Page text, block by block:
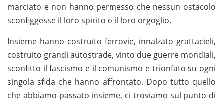
marciato e non hanno permesso che nessun ostacolo
sconfiggesse il loro spirito o il loro orgoglio.
Insieme hanno costruito ferrovie, innalzato grattacieli,
costruito grandi autostrade, vinto due guerre mondiali,
sconfitto il fascismo e il comunismo e trionfato su ogni
singola sfida che hanno affrontato. Dopo tutto quello
che abbiamo passato insieme, ci troviamo sul punto di